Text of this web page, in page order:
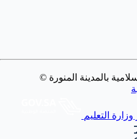
بالمدينة المنورة ©